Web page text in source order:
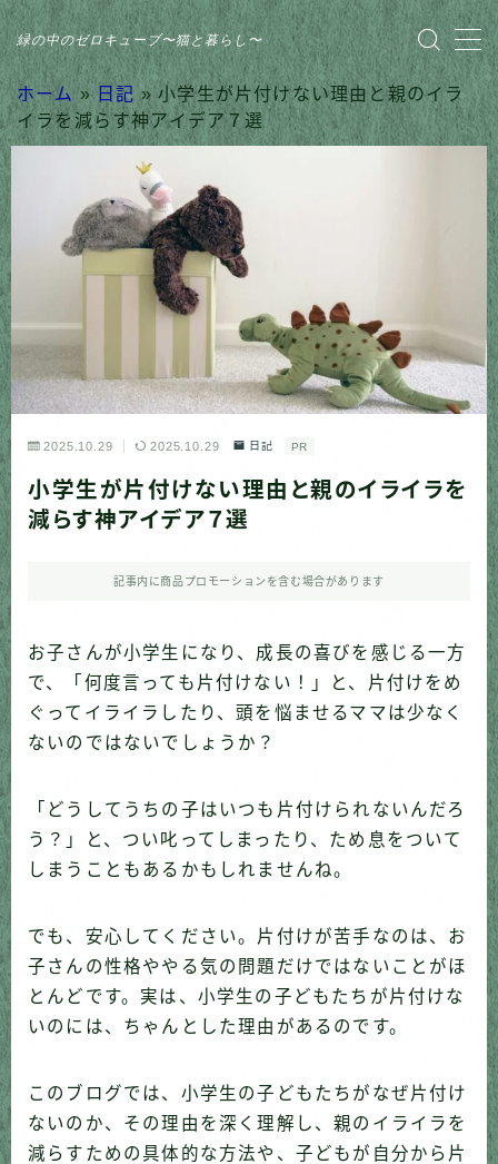
緑の中のゼロキューブ〜猫と暮らし〜
MENU
HOME
おすすめ商品
家のこと
日記
猫との暮らし
ホーム » 日記 »小学生が片付けない理由と親のイラ
イラを減らす神アイデア７選
2025.10.29 2025.10.29 日記 PR
小学生が片付けない理由と親のイライラを
減らす神アイデア７選
記事内に商品プロモーションを含む場合があります
お子さんが小学生になり、成長の喜びを感じる一方
で、「何度言っても片付けない！」と、片付けをめ
ぐってイライラしたり、頭を悩ませるママは少なく
ないのではないでしょうか？
「どうしてうちの子はいつも片付けられないんだろ
う？」と、つい叱ってしまったり、ため息をついて
しまうこともあるかもしれませんね。
でも、安心してください。片付けが苦手なのは、お
子さんの性格ややる気の問題だけではないことがほ
とんどです。実は、小学生の子どもたちが片付けな
いのには、ちゃんとした理由があるのです。
このブログでは、小学生の子どもたちがなぜ片付け
ないのか、その理由を深く理解し、親のイライラを
減らすための具体的な方法や、子どもが自分から片